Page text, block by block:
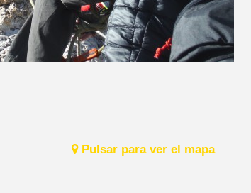
Pulsar para ver el mapa